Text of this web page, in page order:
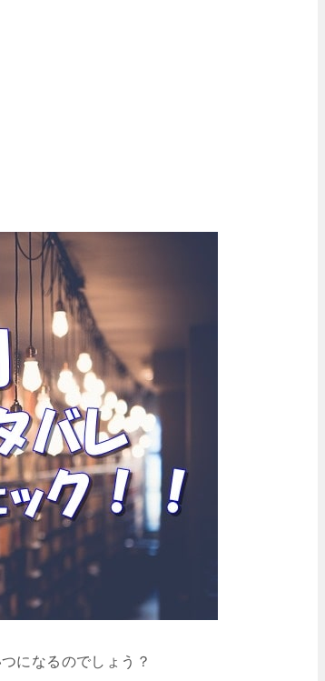
になるのでしょう？